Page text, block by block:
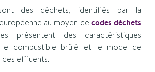
des déchets, identifiés par la
au moyen decodes déchets
présentent des caractéristiques
le combustible brûlé et le mode de
effluents.